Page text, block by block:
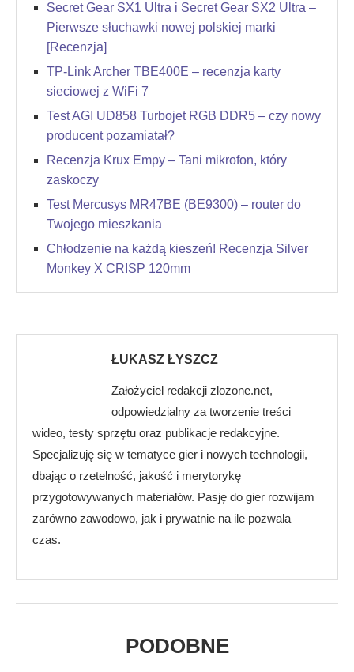
Secret Gear SX1 Ultra i Secret Gear SX2 Ultra –
Pierwsze słuchawki nowej polskiej marki
[Recenzja]
TP-Link Archer TBE400E – recenzja karty
sieciowej z WiFi 7
Test AGI UD858 Turbojet RGB DDR5 – czy nowy
producent pozamiatał?
Recenzja Krux Empy – Tani mikrofon, który
zaskoczy
Test Mercusys MR47BE (BE9300) – router do
Twojego mieszkania
Chłodzenie na każdą kieszeń! Recenzja Silver
Monkey X CRISP 120mm
ŁUKASZ ŁYSZCZ
Założyciel redakcji zlozone.net,
odpowiedzialny za tworzenie treści
wideo, testy sprzętu oraz publikacje redakcyjne.
Specjalizuję się w tematyce gier i nowych technologii,
dbając o rzetelność, jakość i merytorykę
przygotowywanych materiałów. Pasję do gier rozwijam
zarówno zawodowo, jak i prywatnie na ile pozwala
czas.
PODOBNE